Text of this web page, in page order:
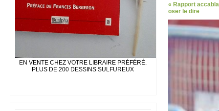
EN VENTE CHEZ VOTRE LIBRAIRE PRÉFÉRÉ.
PLUS DE 200 DESSINS SULFUREUX
« Rapport
oser le dire